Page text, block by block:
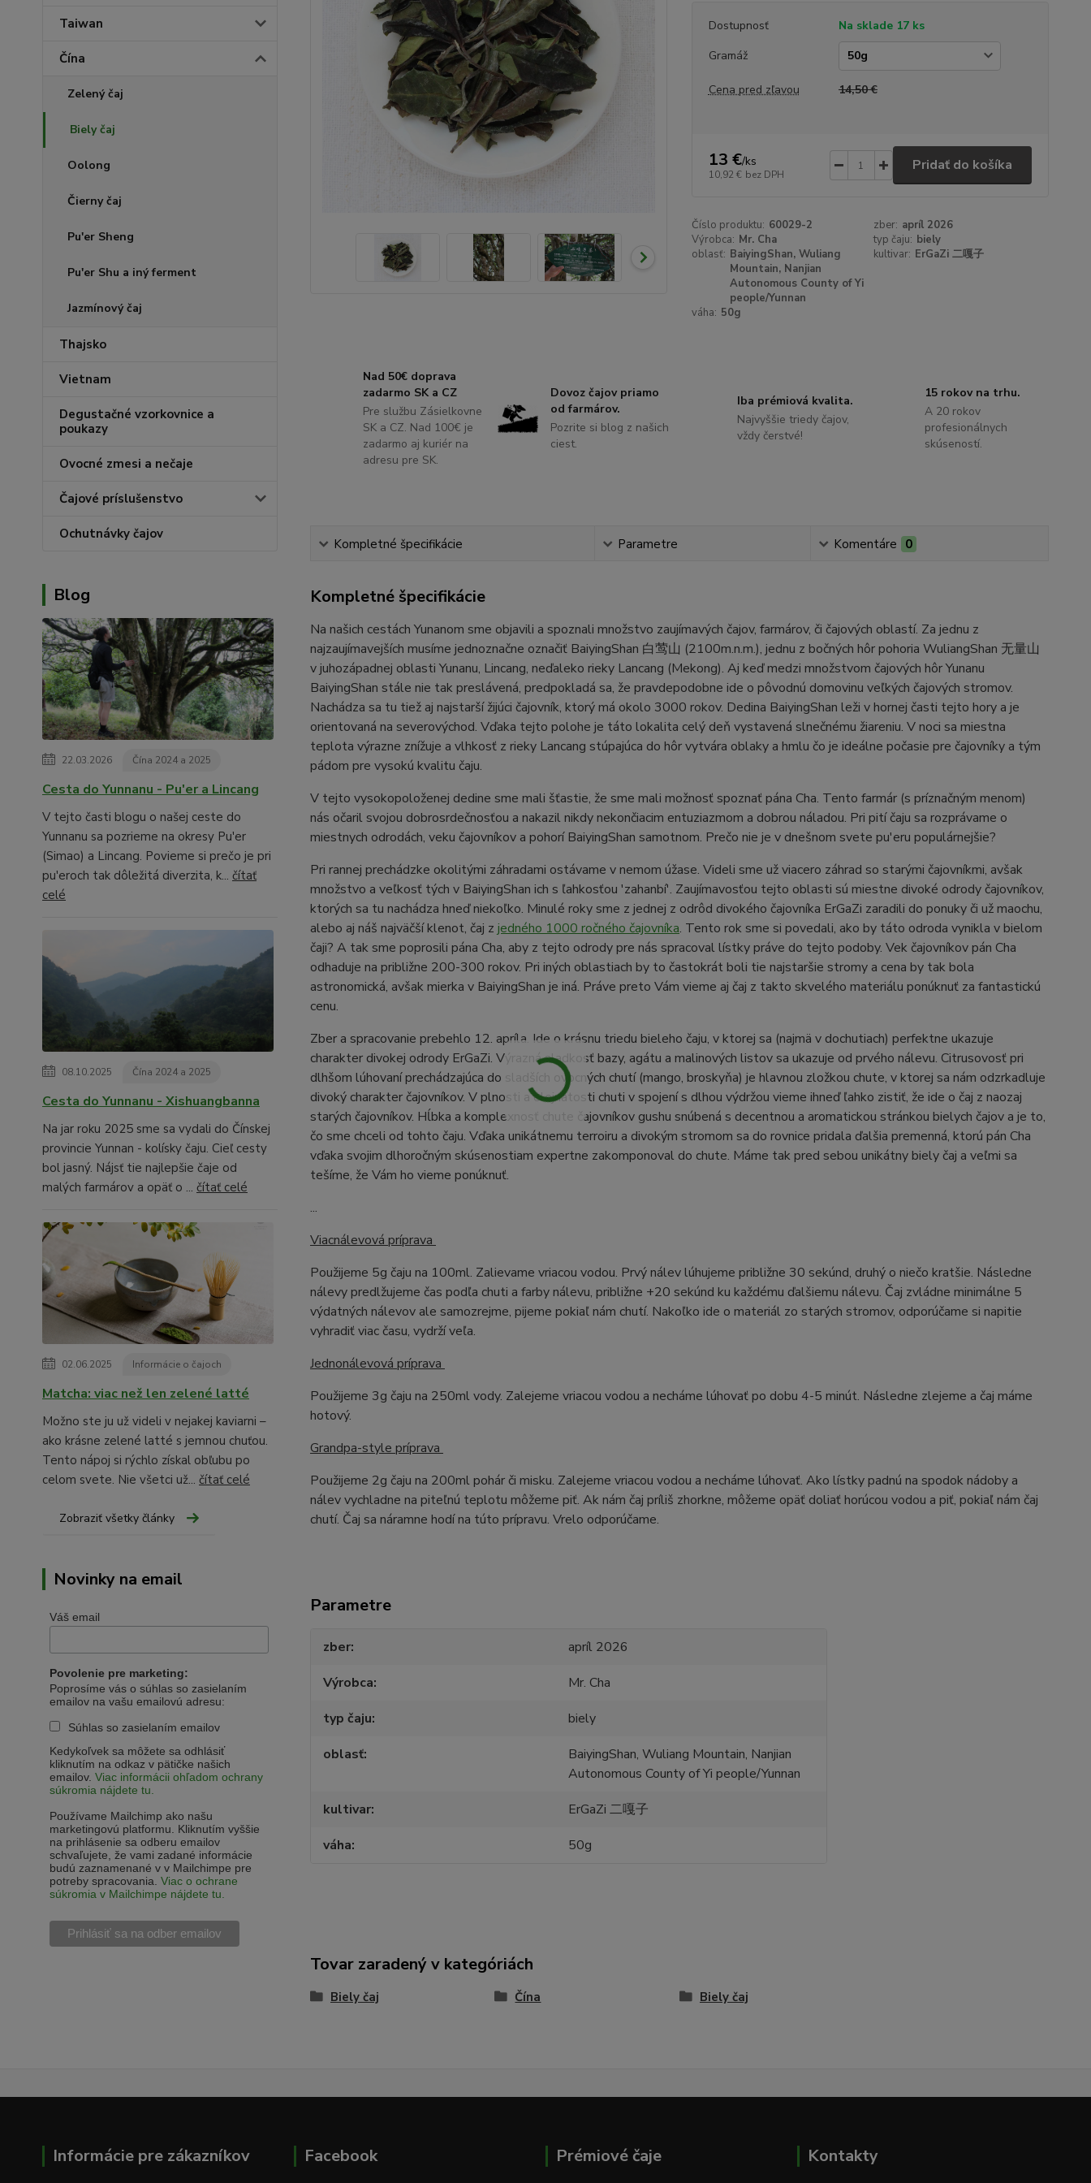
Taiwan
Čína
Zelený čaj
Biely čaj
Oolong
Čierny čaj
Pu'er Sheng
Pu'er Shu a iný ferment
Jazmínový čaj
Thajsko
Vietnam
Degustačné vzorkovnice a
poukazy
Ovocné zmesi a nečaje
Čajové príslušenstvo
Ochutnávky čajov
Blog
22.03.2026 Čína 2024 a 2025
Cesta do Yunnanu - Pu'er a Lincang
V tejto časti blogu o našej ceste do
Yunnanu sa pozrieme na okresy Pu'er
(Simao) a Lincang. Povieme si prečo je pri
pu'eroch tak dôležitá diverzita, k... čítať
celé
08.10.2025 Čína 2024 a 2025
Cesta do Yunnanu - Xishuangbanna
Na jar roku 2025 sme sa vydali do Čínskej
provincie Yunnan - kolísky čaju. Cieľ cesty
bol jasný. Nájsť tie najlepšie čaje od
malých farmárov a opäť o ... čítať celé
02.06.2025 Informácie o čajoch
Matcha: viac než len zelené latté
Možno ste ju už videli v nejakej kaviarni –
ako krásne zelené latté s jemnou chuťou.
Tento nápoj si rýchlo získal obľubu po
celom svete. Nie všetci už... čítať celé
Zobraziť všetky články
Novinky na email
Váš email
Povolenie pre marketing:
Poprosíme vás o súhlas so zasielaním
emailov na vašu emailovú adresu:
Súhlas so zasielaním emailov
Kedykoľvek sa môžete sa odhlásiť
kliknutím na odkaz v pätičke našich
emailov. Viac informácii ohľadom ochrany
súkromia nájdete tu.
Používame Mailchimp ako našu
marketingovú platformu. Kliknutím vyššie
na prihlásenie sa odberu emailov
schvaľujete, že vami zadané informácie
budú zaznamenané v v Mailchimpe pre
potreby spracovania. Viac o ochrane
súkromia v Mailchimpe nájdete tu.
Dostupnosť
Na sklade 17 ks
Gramáž
Cena pred zľavou 14,50 €
13 €/ks
10,92 € bez DPH
Pridať do košíka
Číslo produktu: 60029-2 zber: apríl 2026
Výrobca: Mr. Cha typ čaju: biely
oblasť: BaiyingShan, Wuliang
Mountain, Nanjian
Autonomous County of Yi
people/Yunnan
kultivar: ErGaZi 二嘎子
váha: 50g
Nad 50€ doprava
zadarmo SK a CZ
Pre službu Zásielkovne
SK a CZ. Nad 100€ je
zadarmo aj kuriér na
adresu pre SK.
Dovoz čajov priamo
od farmárov.
Pozrite si blog z našich
ciest.
Iba prémiová kvalita.
Najvyššie triedy čajov,
vždy čerstvé!
15 rokov na trhu.
A 20 rokov
profesionálnych
skúseností.
Kompletné špecifikácie Parametre Komentáre 0
Kompletné špecifikácie
Na našich cestách Yunanom sme objavili a spoznali množstvo zaujímavých čajov, farmárov, či čajových oblastí. Za jednu z
najzaujímavejších musíme jednoznačne označiť BaiyingShan 白莺山 (2100m.n.m.), jednu z bočných hôr pohoria WuliangShan 无量山
v juhozápadnej oblasti Yunanu, Lincang, neďaleko rieky Lancang (Mekong). Aj keď medzi množstvom čajových hôr Yunanu
BaiyingShan stále nie tak preslávená, predpokladá sa, že pravdepodobne ide o pôvodnú domovinu veľkých čajových stromov.
Nachádza sa tu tiež aj najstarší žijúci čajovník, ktorý má okolo 3000 rokov. Dedina BaiyingShan leži v hornej časti tejto hory a je
orientovaná na severovýchod. Vďaka tejto polohe je táto lokalita celý deň vystavená slnečnému žiareniu. V noci sa miestna
teplota výrazne znížuje a vlhkosť z rieky Lancang stúpajúca do hôr vytvára oblaky a hmlu čo je ideálne počasie pre čajovníky a tým
pádom pre vysokú kvalitu čaju.
V tejto vysokopoloženej dedine sme mali šťastie, že sme mali možnosť spoznať pána Cha. Tento farmár (s príznačným menom)
nás očaril svojou dobrosrdečnosťou a nakazil nikdy nekončiacim entuziazmom a dobrou náladou. Pri pití čaju sa rozprávame o
miestnych odrodách, veku čajovníkov a pohorí BaiyingShan samotnom. Prečo nie je v dnešnom svete pu'eru populárnejšie?
Pri rannej prechádzke okolitými záhradami ostávame v nemom úžase. Videli sme už viacero záhrad so starými čajovníkmi, avšak
množstvo a veľkosť tých v BaiyingShan ich s ľahkosťou 'zahanbí'. Zaujímavosťou tejto oblasti sú miestne divoké odrody čajovníkov,
ktorých sa tu nachádza hneď niekoľko. Minulé roky sme z jednej z odrôd divokého čajovníka ErGaZi zaradili do ponuky či už maochu,
alebo aj náš najväčší klenot, čaj z jedného 1000 ročného čajovníka. Tento rok sme si povedali, ako by táto odroda vynikla v bielom
čaji? A tak sme poprosili pána Cha, aby z tejto odrody pre nás spracoval lístky práve do tejto podoby. Vek čajovníkov pán Cha
odhaduje na približne 200-300 rokov. Pri iných oblastiach by to častokrát boli tie najstaršie stromy a cena by tak bola
astronomická, avšak mierka v BaiyingShan je iná. Práve preto Vám vieme aj čaj z takto skvelého materiálu ponúknuť za fantastickú
cenu.
Zber a spracovanie prebehlo 12. apríla. Ide o krásnu triedu bieleho čaju, v ktorej sa (najmä v dochutiach) perfektne ukazuje
charakter divokej odrody ErGaZi. Výrazná sladkosť bazy, agátu a malinových listov sa ukazuje od prvého nálevu. Citrusovosť pri
dlhšom lúhovaní prechádzajúca do sladších ovocných chutí (mango, broskyňa) je hlavnou zložkou chute, v ktorej sa nám odzrkadluje
divoký charakter čajovníkov. V plnosti a olejnatosti chuti v spojení s dlhou výdržou vieme ihneď ľahko zistiť, že ide o čaj z naozaj
starých čajovníkov. Hĺbka a komplexnosť chute čajovníkov gushu snúbená s decentnou a aromatickou stránkou bielych čajov a je to,
čo sme chceli od tohto čaju. Vďaka unikátnemu terroiru a divokým stromom sa do rovnice pridala ďalšia premenná, ktorú pán Cha
vďaka svojim dlhoročným skúsenostiam expertne zakomponoval do chute. Máme tak pred sebou unikátny biely čaj a veľmi sa
tešíme, že Vám ho vieme ponúknuť.
...
Viacnálevová príprava
Použijeme 5g čaju na 100ml. Zalievame vriacou vodou. Prvý nálev lúhujeme približne 30 sekúnd, druhý o niečo kratšie. Následne
nálevy predlžujeme čas podľa chuti a farby nálevu, približne +20 sekúnd ku každému ďalšiemu nálevu. Čaj zvládne minimálne 5
výdatných nálevov ale samozrejme, pijeme pokiaľ nám chutí. Nakoľko ide o materiál zo starých stromov, odporúčame si napitie
vyhradiť viac času, vydrží veľa.
Jednonálevová príprava
Použijeme 3g čaju na 250ml vody. Zalejeme vriacou vodou a necháme lúhovať po dobu 4-5 minút. Následne zlejeme a čaj máme
hotový.
Grandpa-style príprava
Použijeme 2g čaju na 200ml pohár či misku. Zalejeme vriacou vodou a necháme lúhovať. Ako lístky padnú na spodok nádoby a
nálev vychladne na piteľnú teplotu môžeme piť. Ak nám čaj príliš zhorkne, môžeme opäť doliať horúcou vodou a piť, pokiaľ nám čaj
chutí. Čaj sa náramne hodí na túto prípravu. Vrelo odporúčame.
Parametre
zber
apríl 2026
Výrobca
Mr. Cha
typ čaju
biely
oblasť
BaiyingShan, Wuliang Mountain, Nanjian
Autonomous County of Yi people/Yunnan
kultivar
ErGaZi 二嘎子
váha
50g
Tovar zaradený v kategóriách
Biely čaj Čína Biely čaj
Informácie pre zákazníkov Facebook Prémiové čaje Kontakty